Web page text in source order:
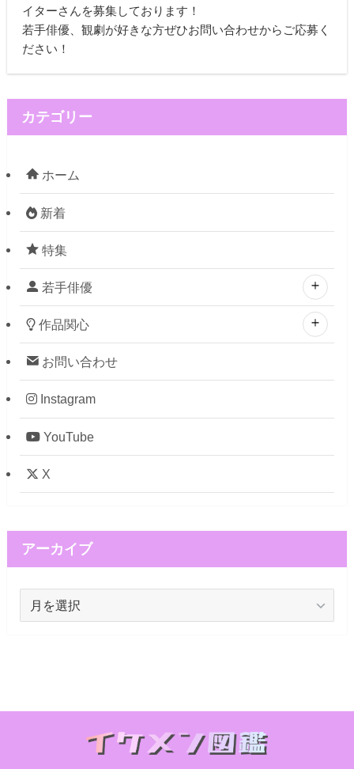
イターさんを募集しております！
若手俳優、観劇が好きな方ぜひお問い合わせからご応募く
ださい！
カテゴリー
ホーム
新着
特集
若手俳優
作品関心
お問い合わせ
Instagram
YouTube
X
アーカイブ